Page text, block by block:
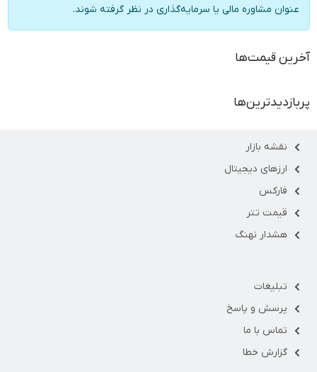
عنوان مشاوره مالی یا سرمایه‌گذاری در نظر گرفته شوند.
آخرین قیمت‌ها
پربازدیدترین‌ها
نقشه بازار
ارزهای دیجیتال
فارکس
قیمت تتر
هشدار نهنگ
تبلیغات
پرسش و پاسخ
تماس با ما
گزارش خطا